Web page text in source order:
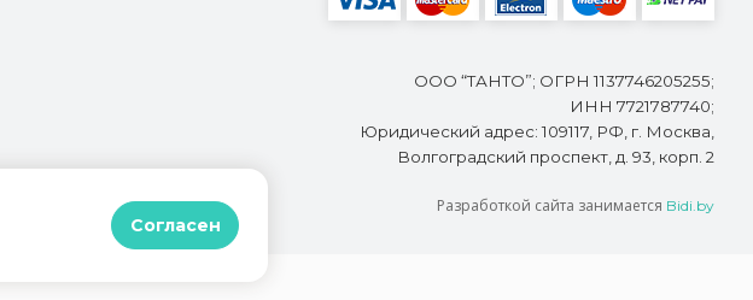
ООО “ТАНТО”; ОГРН 1137746205255;
ИНН 7721787740;
Юридический адрес: 109117, РФ, г. Москва,
Волгоградский проспект, д. 93, корп. 2
Разработкой сайта занимается Bidi.by
Согласен